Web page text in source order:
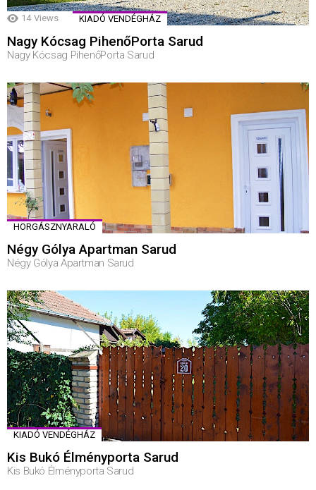
14 Views KIADÓ VENDÉGHÁZ
Nagy Kócsag PihenőPorta Sarud
Nagy Kócsag PihenőPorta Sarud
HORGÁSZNYARALÓ
Négy Gólya Apartman Sarud
Négy Gólya Apartman Sarud
KIADÓ VENDÉGHÁZ
Kis Bukó Élményporta Sarud
Kis Bukó Élményporta Sarud